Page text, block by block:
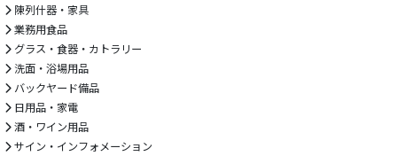
陳列什器・家具
業務用食品
グラス・食器・カトラリー
洗面・浴場用品
バックヤード備品
日用品・家電
酒・ワイン用品
サイン・インフォメーション